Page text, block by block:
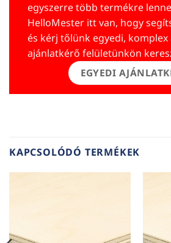
egyszerre több termékre
HelloMester itt van, hogy
és kérj tőlünk egyedi, komplex
ajánlatkérő felületünkön
EGYEDI
KAPCSOLÓDÓ TERMÉKEK